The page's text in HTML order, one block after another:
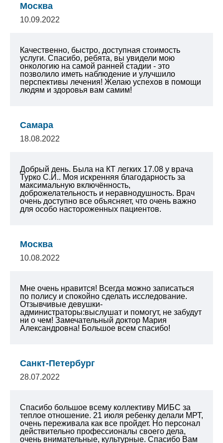
Москва
10.09.2022
Качественно, быстро, доступная стоимость
услуги. Спасибо, ребята, вы увидели мою
онкологию на самой ранней стадии - это
позволило иметь наблюдение и улучшило
перспективы лечения! Желаю успехов в помощи
людям и здоровья вам самим!
Самара
18.08.2022
Добрый день. Была на КТ легких 17.08 у врача
Турко С.И.. Моя искренняя благодарность за
максимальную включённость,
доброжелательность и неравнодушность. Врач
очень доступно все объясняет, что очень важно
для особо настороженных пациентов.
Москва
10.08.2022
Мне очень нравится! Всегда можно записаться
по полису и спокойно сделать исследование.
Отзывчивые девушки-
администраторы:выслушат и помогут, не забудут
ни о чем! Замечательный доктор Мария
Александровна! Большое всем спасибо!
Санкт-Петербург
28.07.2022
Спасибо большое всему коллективу МИБС за
теплое отношение. 21 июля ребенку делали МРТ,
очень переживала как все пройдет. Но персонал
действительно профессионалы своего дела,
очень внимательные, культурные. Спасибо Вам